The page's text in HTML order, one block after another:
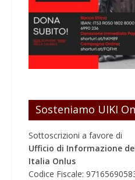
Sosteniamo UIKI
Sottoscrizioni a favore di
Ufficio di Informazione
Italia Onlus
Codice Fiscale: